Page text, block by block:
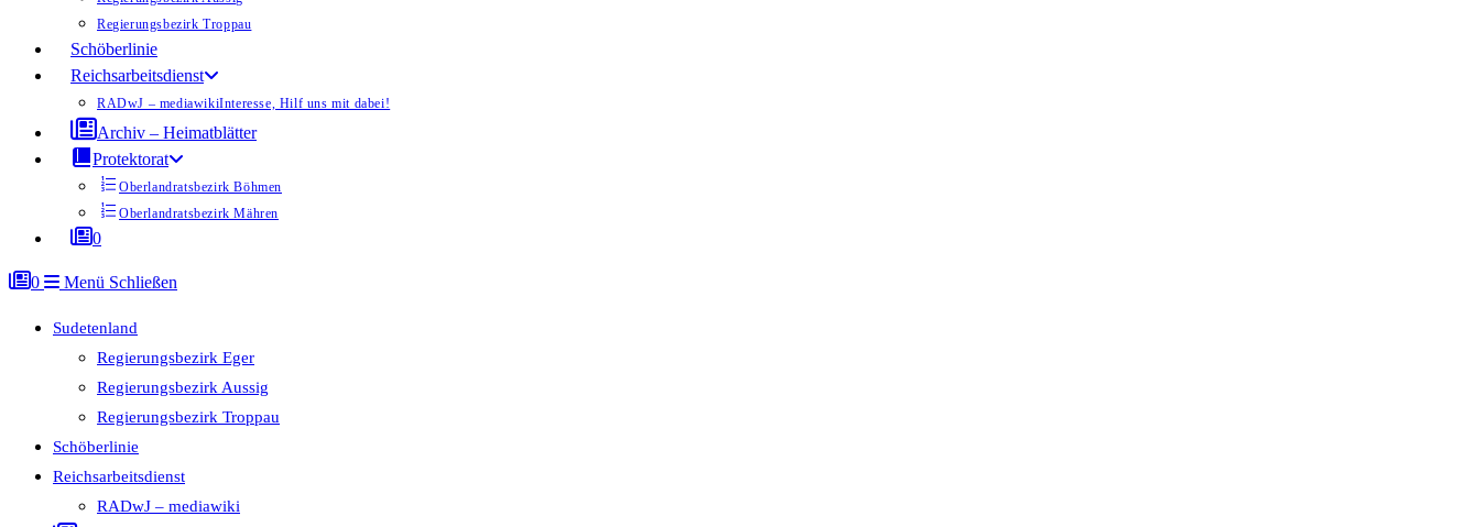
Regierungsbezirk Troppau
Schöberlinie
Reichsarbeitsdienst
RADwJ – mediawikiInteresse, Hilf uns mit dabei!
Archiv – Heimatblätter
Protektorat
Oberlandratsbezirk Böhmen
Oberlandratsbezirk Mähren
0
0 Menü Schließen
Sudetenland
Regierungsbezirk Eger
Regierungsbezirk Aussig
Regierungsbezirk Troppau
Schöberlinie
Reichsarbeitsdienst
RADwJ – mediawiki